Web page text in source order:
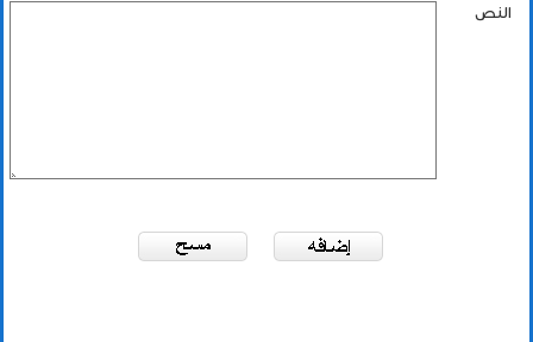
النص